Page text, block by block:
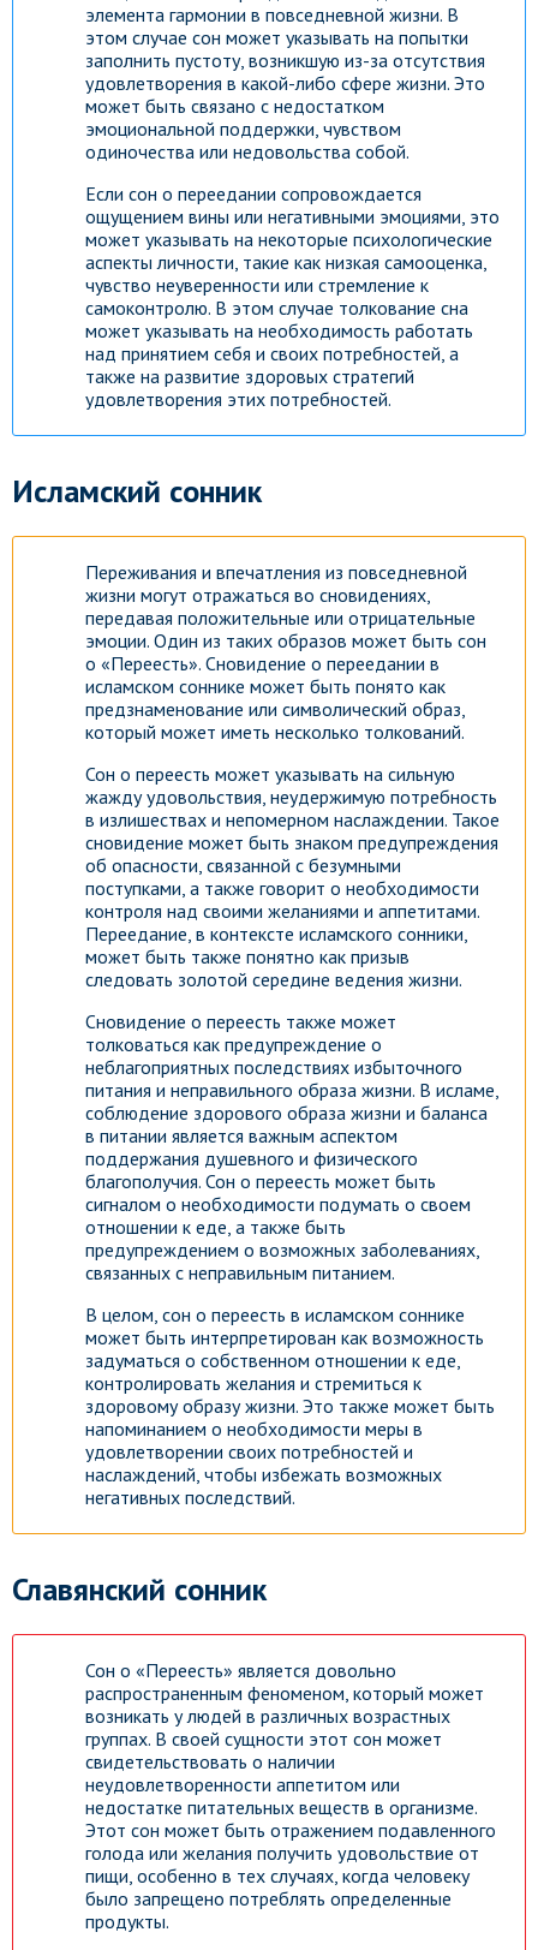
элемента гармонии в повседневной жизни. В
этом случае сон может указывать на попытки
заполнить пустоту, возникшую из-за отсутствия
удовлетворения в какой-либо сфере жизни. Это
может быть связано с недостатком
эмоциональной поддержки, чувством
одиночества или недовольства собой.
Если сон о переедании сопровождается
ощущением вины или негативными эмоциями, это
может указывать на некоторые психологические
аспекты личности, такие как низкая самооценка,
чувство неуверенности или стремление к
самоконтролю. В этом случае толкование сна
может указывать на необходимость работать
над принятием себя и своих потребностей, а
также на развитие здоровых стратегий
удовлетворения этих потребностей.
Исламский сонник
Переживания и впечатления из повседневной
жизни могут отражаться во сновидениях,
передавая положительные или отрицательные
эмоции. Один из таких образов может быть сон
о «Переесть». Сновидение о переедании в
исламском соннике может быть понято как
предзнаменование или символический образ,
который может иметь несколько толкований.
Сон о переесть может указывать на сильную
жажду удовольствия, неудержимую потребность
в излишествах и непомерном наслаждении. Такое
сновидение может быть знаком предупреждения
об опасности, связанной с безумными
поступками, а также говорит о необходимости
контроля над своими желаниями и аппетитами.
Переедание, в контексте исламского сонники,
может быть также понятно как призыв
следовать золотой середине ведения жизни.
Сновидение о переесть также может
толковаться как предупреждение о
неблагоприятных последствиях избыточного
питания и неправильного образа жизни. В исламе,
соблюдение здорового образа жизни и баланса
в питании является важным аспектом
поддержания душевного и физического
благополучия. Сон о переесть может быть
сигналом о необходимости подумать о своем
отношении к еде, а также быть
предупреждением о возможных заболеваниях,
связанных с неправильным питанием.
В целом, сон о переесть в исламском соннике
может быть интерпретирован как возможность
задуматься о собственном отношении к еде,
контролировать желания и стремиться к
здоровому образу жизни. Это также может быть
напоминанием о необходимости меры в
удовлетворении своих потребностей и
наслаждений, чтобы избежать возможных
негативных последствий.
Славянский сонник
Сон о «Переесть» является довольно
распространенным феноменом, который может
возникать у людей в различных возрастных
группах. В своей сущности этот сон может
свидетельствовать о наличии
неудовлетворенности аппетитом или
недостатке питательных веществ в организме.
Этот сон может быть отражением подавленного
голода или желания получить удовольствие от
пищи, особенно в тех случаях, когда человеку
было запрещено потреблять определенные
продукты.